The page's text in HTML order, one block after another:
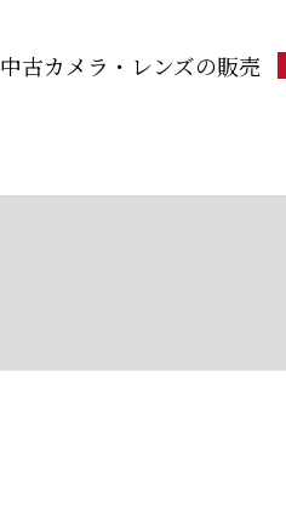
中古カメラ・レンズの販売